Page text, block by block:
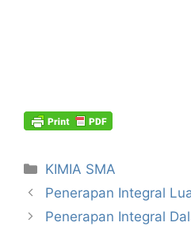
Kategori
KIMIA SMA
Penerapan Integral
Penerapan Integral